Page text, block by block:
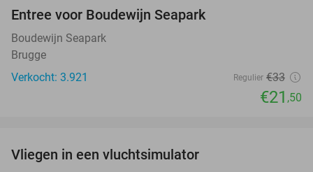
Entree voor Boudewijn Seapark
Boudewijn Seapark
Brugge
Verkocht: 3.921
Regulier €33
€21 ,50
Vliegen in een vluchtsimulator